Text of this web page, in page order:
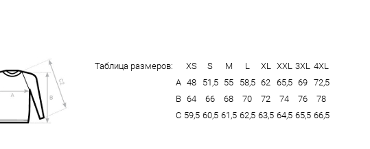
Таблица размеров: XS S M L XL XXL 3XL 4XL
А 48 51,5 55 58,5 62 65,5 69 72,5
В 64 66 68 70 72 74 76
78
С 59,5 60,5 61,5 62,5 63,5 64,5 65,5 66,5